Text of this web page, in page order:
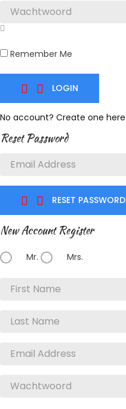
Remember Me
  LOGIN
No account? Create one here
Reset Password
  RESET PASSWORD
New Account Register
Mr. Mrs.